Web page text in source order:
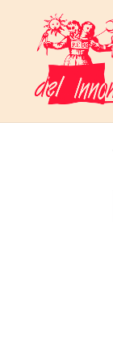
a
navegación
al
contenido